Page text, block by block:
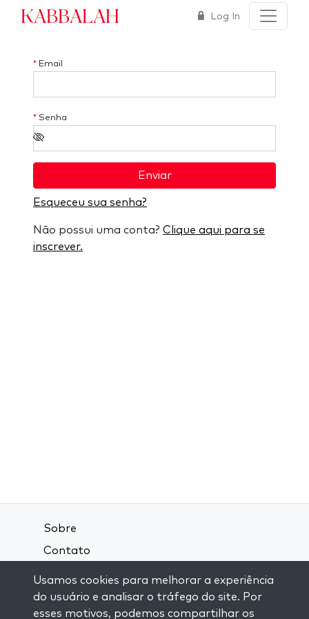
Kabbalah Log In
* Email
* Senha
Enviar
Esqueceu sua senha?
Não possui uma conta? Clique aqui para se
inscrever.
Sobre
Contato
Política de Privacidade
Usamos cookies para melhorar a experiência
do usuário e analisar o tráfego do site. Por
esses motivos, podemos compartilhar os